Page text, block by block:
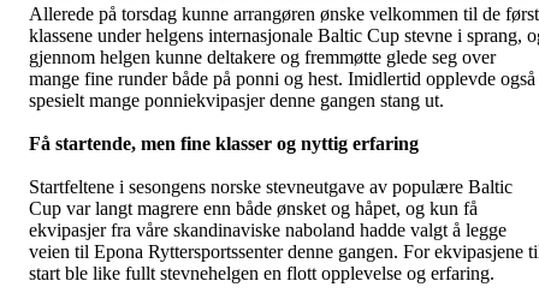
Allerede på torsdag kunne arrangøren ønske velkommen til de
klassene under helgens internasjonale Baltic Cup stevne i sprang,
gjennom helgen kunne deltakere og fremmøtte glede seg over
mange fine runder både på ponni og hest. Imidlertid opplevde også
spesielt mange ponniekvipasjer denne gangen stang ut.
Få startende, men fine klasser og nyttig erfaring
Startfeltene i sesongens norske stevneutgave av populære Baltic
Cup var langt magrere enn både ønsket og håpet, og kun få
ekvipasjer fra våre skandinaviske naboland hadde valgt å legge
veien til Epona Ryttersportssenter denne gangen. For ekvipasjene
start ble like fullt stevnehelgen en flott opplevelse og erfaring.